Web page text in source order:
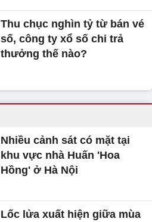
Thu chục nghìn tỷ từ bán vé
số, công ty xổ số chi trả
thưởng thế nào?
Nhiều cảnh sát có mặt tại
khu vực nhà Huấn 'Hoa
Hồng' ở Hà Nội
Lốc lửa xuất hiện giữa mùa